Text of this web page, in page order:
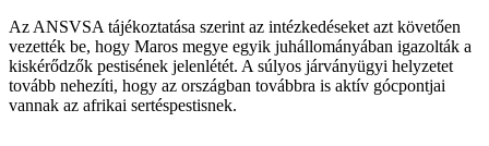
Az ANSVSA tájékoztatása szerint az intézkedéseket azt követően
vezették be, hogy Maros megye egyik juhállományában igazolták a
kiskérődzők pestisének jelenlétét. A súlyos járványügyi helyzetet
tovább nehezíti, hogy az országban továbbra is aktív gócpontjai
vannak az afrikai sertéspestisnek.